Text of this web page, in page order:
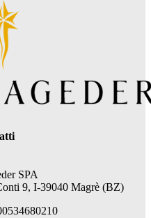
SPA
9, I-39040 Magrè (BZ)